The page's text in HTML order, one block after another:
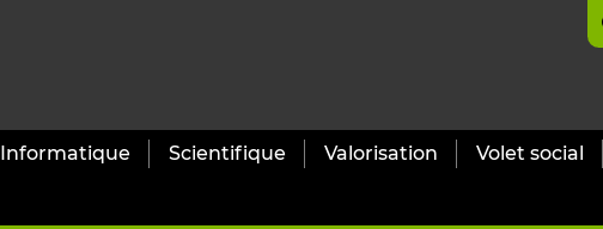
Informatique Scientifique Valorisation Volet social